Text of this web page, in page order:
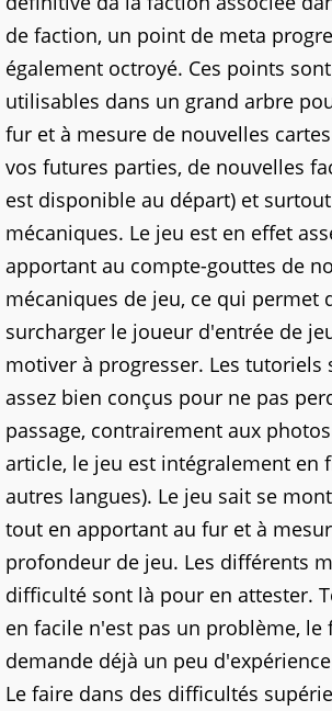
de faction, un point de meta
également octroyé. Ces points
utilisables dans un grand arbre
fur et à mesure de nouvelles
vos futures parties, de nouvelles
est disponible au départ) et
mécaniques. Le jeu est en effet
apportant au compte-gouttes de
mécaniques de jeu, ce qui permet
surcharger le joueur d'entrée de
motiver à progresser. Les tutoriels
assez bien conçus pour ne pas
passage, contrairement aux
article, le jeu est intégralement en
autres langues). Le jeu sait se
tout en apportant au fur et à
profondeur de jeu. Les différents
difficulté sont là pour en attester.
en facile n'est pas un problème, le
demande déjà un peu
Le faire dans des difficultés